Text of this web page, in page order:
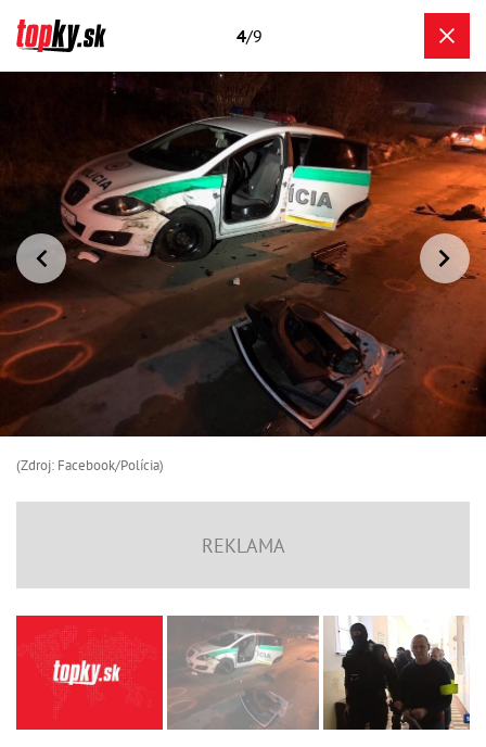
4/9
(Zdroj: Facebook/Polícia)